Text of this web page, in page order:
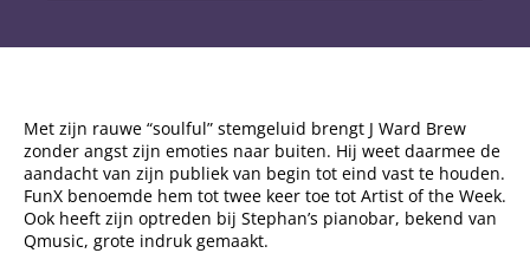
Met zijn rauwe “soulful” stemgeluid brengt J Ward Brew
zonder angst zijn emoties naar buiten. Hij weet daarmee de
aandacht van zijn publiek van begin tot eind vast te houden.
FunX benoemde hem tot twee keer toe tot Artist of the Week.
Ook heeft zijn optreden bij Stephan’s pianobar, bekend van
Qmusic, grote indruk gemaakt.